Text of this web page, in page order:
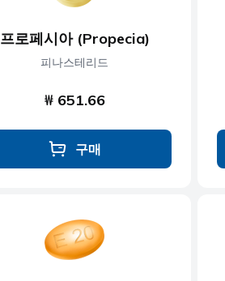
프로페시아 (Propecia)
피나스테리드
₩ 651.66
구매